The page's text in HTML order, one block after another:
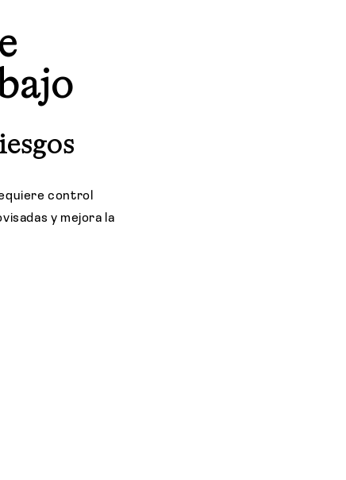
control
y mejora la